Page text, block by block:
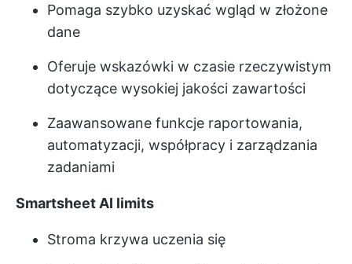
Pomaga szybko uzyskać wgląd w złożone
dane
Oferuje wskazówki w czasie rzeczywistym
dotyczące wysokiej jakości zawartości
Zaawansowane funkcje raportowania,
automatyzacji, współpracy i zarządzania
zadaniami
Smartsheet AI limits
Stroma krzywa uczenia się